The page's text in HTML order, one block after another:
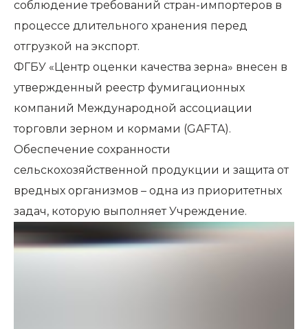
соблюдение требований стран-импортеров в
процессе длительного хранения перед
отгрузкой на экспорт.
ФГБУ «Центр оценки качества зерна» внесен в
утвержденный реестр фумигационных
компаний Международной ассоциации
торговли зерном и кормами (GAFTA).
Обеспечение сохранности
сельскохозяйственной продукции и защита от
вредных организмов – одна из приоритетных
задач, которую выполняет Учреждение.